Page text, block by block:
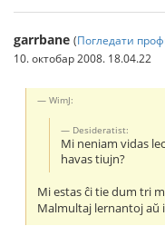
garrbane (Погледати
10. октобар 2008. 18.04.22
WimJ:
Desideratist:
Mi neniam vidas
havas tiujn?
Mi estas ĉi tie dum tri
Malmultaj lernantoj